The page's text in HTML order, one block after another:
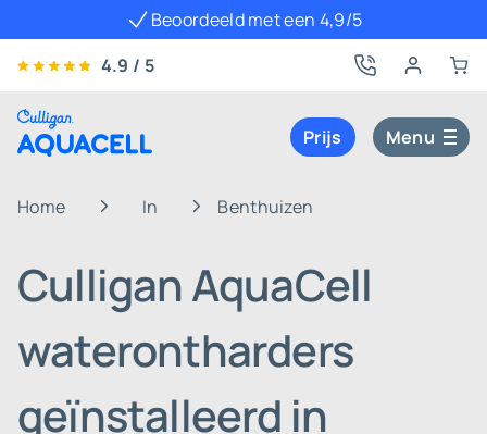
Beoordeeld met een 4,9/5
4.9 / 5
Prijs Menu
Home In Benthuizen
Culligan AquaCell
waterontharders
geïnstalleerd in